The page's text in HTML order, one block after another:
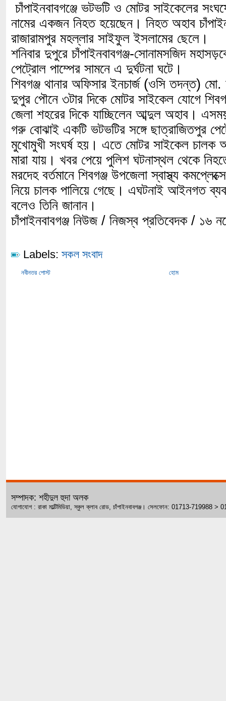
চাঁপাইনবাবগঞ্জে ভটভটি ও মোটর সাইকেলের
নামের একজন নিহত হয়েছেন। নিহত অহাব
রাজারামপুর মহল্লার সাইফুল ইসলামের ছেলে।
শনিবার দুপুরে চাঁপাইনবাবগঞ্জ-সোনামসজিদ
পেট্রোল পাম্পের সামনে এ দুর্ঘটনা ঘটে।
শিবগঞ্জ থানার অফিসার ইনচার্জ (ওসি তদন্ত)
দুপুর পৌনে ৩টার দিকে মোটর সাইকেল যোগে
জেলা শহরের দিকে যাচ্ছিলেন আব্দুল অহাব।
গরু বোঝাই একটি ভটভটির সঙ্গে ছাত্রাজিতপুর
মুখোমুখী সংঘর্ষ হয়। এতে মোটর সাইকেল চালক
মারা যায়। খবর পেয়ে পুলিশ ঘটনাস্থল থেকে
মরদেহ বর্তমানে শিবগঞ্জ উপজেলা স্বাস্থ্য
নিয়ে চালক পালিয়ে গেছে। এঘটনাই আইনগত
বলেও তিনি জানান।
চাঁপাইনবাবগঞ্জ নিউজ / নিজস্ব প্রতিবেদক / ১৬
Labels: সকল সংবাদ
নবীনতর পোস্ট হোম
সম্পাদক: শহীদুল হুদা অলক
যোগাযোগ : রাকা মাল্টিমিডিয়া, স্কুল ক্লাব রোড, চাঁপাইনবাবগঞ্জ। সেলফোন: 01713-